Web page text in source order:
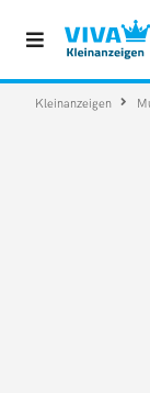
Kleinanzeigen